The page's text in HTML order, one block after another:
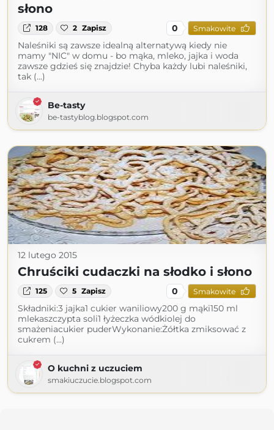
słono
128 2 Zapisz 0 Smakowite
Naleśniki są zawsze idealną alternatywą kiedy nie
mamy "NIC" w domu - bo mąka, mleko, jajka i woda
zawsze gdzieś się znajdzie! Chyba każdy lubi naleśniki,
tak (...)
Be-tasty
be-tastyblog.blogspot.com
12 lutego 2015
Chruściki cudaczki na słodko i słono
125 5 Zapisz 0 Smakowite
Składniki:3 jajka1 cukier waniliowy200 g mąki150 ml
mlekaszczypta soli1 łyżeczka wódkiolej do
smażeniacukier puderWykonanie:Żółtka zmiksować z
cukrem (...)
O kuchni z uczuciem
smakiuczucie.blogspot.com